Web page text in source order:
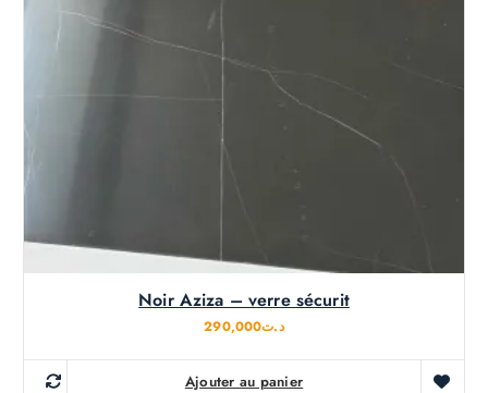
Noir Aziza – verre sécurit
د.ت290,000
Ajouter au panier